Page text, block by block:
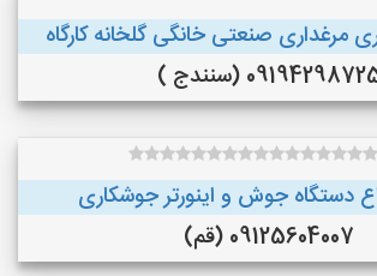
مرغداری صنعتی خانگی گلخانه کارگاه
(سنندج )
دستگاه جوش و اینورتر جوشکاری
09125604007 (قم)